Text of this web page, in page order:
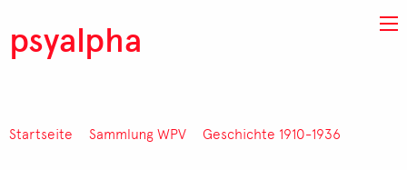
psyalpha
Pfadnavigation
Startseite Sammlung WPV Geschichte 1910-1936